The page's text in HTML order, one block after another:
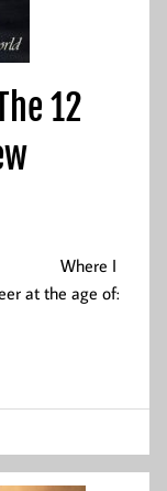
12
I
at the age of: